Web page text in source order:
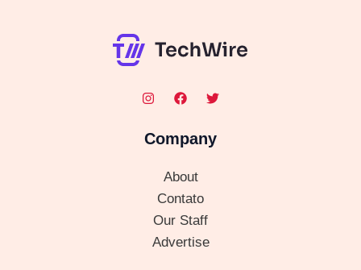
Company
About
Contato
Our Staff
Advertise